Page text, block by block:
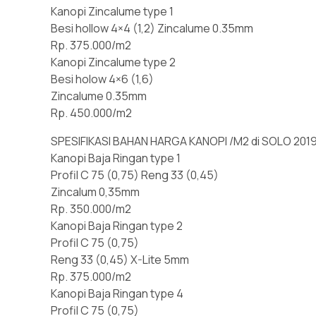
Kanopi Zincalume type 1
Besi hollow 4×4 (1,2) Zincalume 0.35mm
Rp. 375.000/m2
Kanopi Zincalume type 2
Besi holow 4×6 (1,6)
Zincalume 0.35mm
Rp. 450.000/m2
SPESIFIKASI BAHAN HARGA KANOPI /M2 di SOLO
Kanopi Baja Ringan type 1
Profil C 75 (0,75) Reng 33 (0,45)
Zincalum 0,35mm
Rp. 350.000/m2
Kanopi Baja Ringan type 2
Profil C 75 (0,75)
Reng 33 (0,45) X-Lite 5mm
Rp. 375.000/m2
Kanopi Baja Ringan type 4
Profil C 75 (0,75)